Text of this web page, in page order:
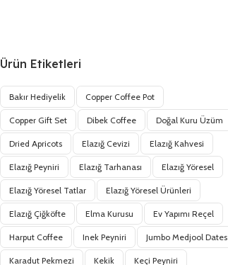
Genel
Ürün Etiketleri
Bakır Hediyelik Copper Coffee Pot
Copper Gift Set Dibek Coffee Doğal Kuru Üzüm
Dried Apricots Elazığ Cevizi Elazığ Kahvesi
Elazığ Peyniri Elazığ Tarhanası Elazığ Yöresel
Elazığ Yöresel Tatlar Elazığ Yöresel Ürünleri
Elazığ Çiğköfte Elma Kurusu Ev Yapımı Reçel
Harput Coffee Inek Peyniri Jumbo Medjool Dates
Karadut Pekmezi Kekik Keçi Peyniri